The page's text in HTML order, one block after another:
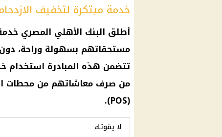
خدمة مبتكرة لتخفيف
أطلق البنك الأهلي المصري
تتضمن هذه المبادرة استخدام
من صرف معاشاتهم من محطات
(POS).
لا يفوتك